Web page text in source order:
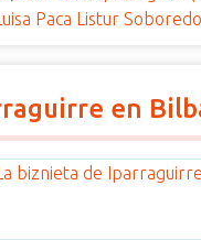
Paca Listur
en